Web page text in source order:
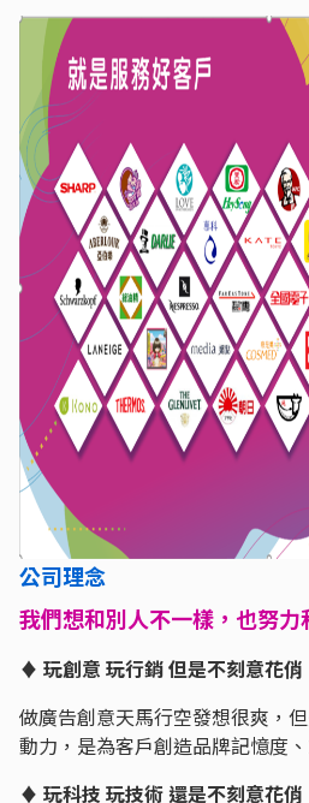
公司理念
我們想和別人不一樣，也努力
♦ 玩創意 玩行銷 但是不刻意花俏
做廣告創意天馬行空發想很爽，
動力，是為客戶創造品牌記憶度
♦ 玩科技 玩技術 還是不刻意花俏